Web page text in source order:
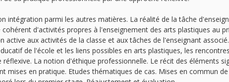
intégration parmi les autres matières. La réalité de la tâche
d'activités propres à l'enseignement des arts plastiques au
aux activités de la classe et aux tâches de l'enseignant
de l'école et les liens possibles en arts plastiques, les
La notion d'éthique professionnelle. Le récit des éléments
mises en pratique. Etudes thématiques de cas. Mises en commun